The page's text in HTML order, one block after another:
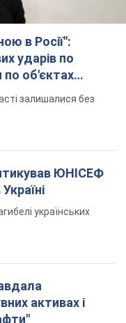
активах і